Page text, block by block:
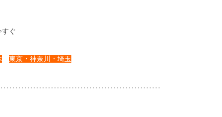
すぐ
東京・神奈川・埼玉